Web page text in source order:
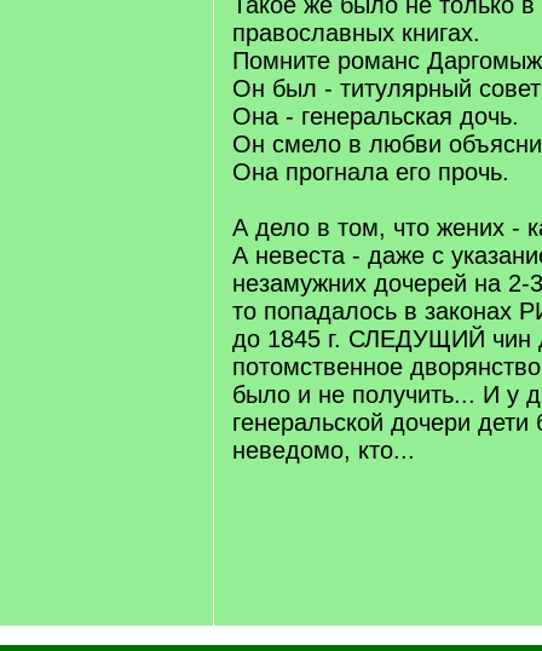
православных книгах.
Помните романс
Он был - титулярный
Она - генеральская дочь.
Он смело в любви
Она прогнала его прочь.
А дело в том, что жених -
А невеста - даже с
незамужних дочерей на 2-
то попадалось в законах
до 1845 г. СЛЕДУЩИЙ чин
потомственное
было и не получить... И у
генеральской дочери
неведомо, кто...